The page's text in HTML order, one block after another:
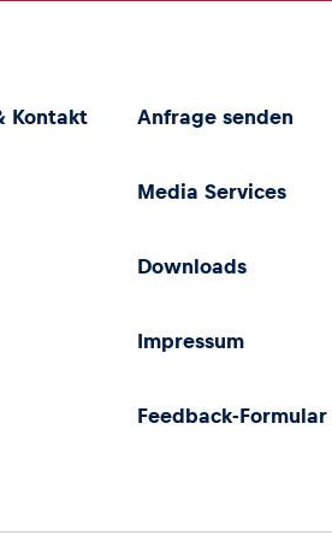
Kontakt Anfrage senden
Media Services
Downloads
Impressum
Feedback-Formular